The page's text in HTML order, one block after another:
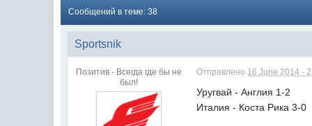
Сообщений в теме: 38
Sportsnik
Позитив - Всегда где бы не
был!
Отправлено 16 June 2014 -
Уругвай - Англия 1-2
Италия - Коста Рика 3-0